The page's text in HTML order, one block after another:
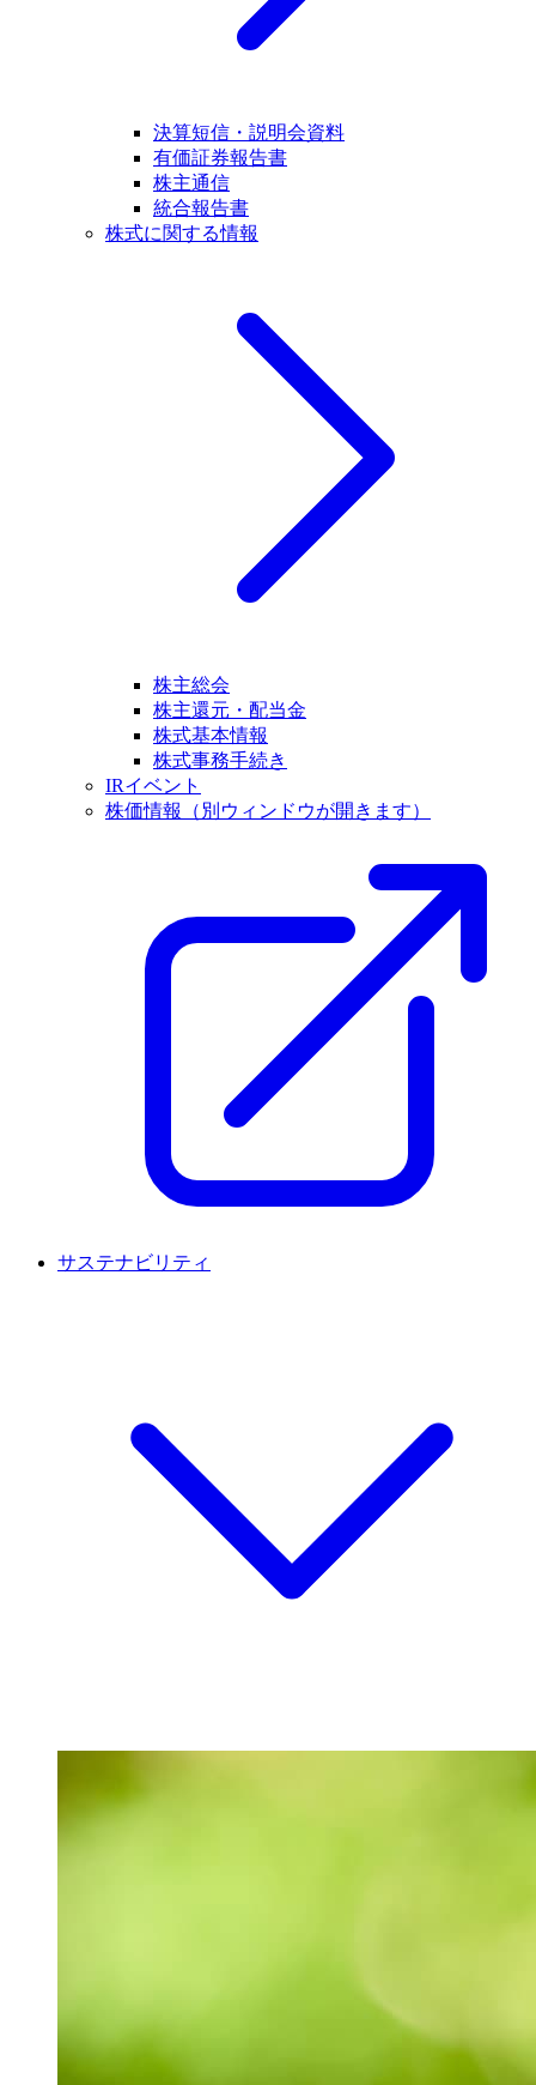
決算短信・説明会資料
有価証券報告書
株主通信
統合報告書
株式に関する情報
株主総会
株主還元・配当金
株式基本情報
株式事務手続き
IRイベント
株価情報
（別ウィンドウが開きます）
サステナビリティ